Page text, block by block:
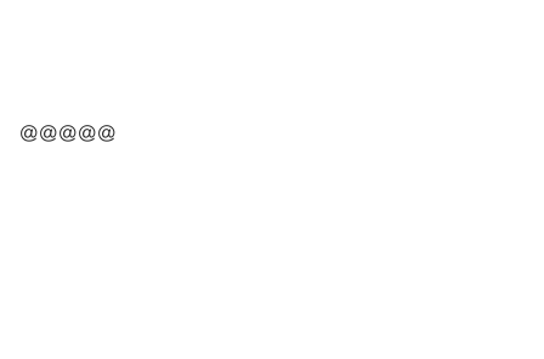
@@@@@